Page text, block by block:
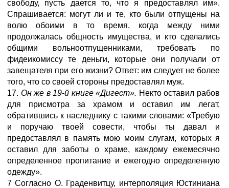
свободу, пусть дается то, что я предоставлял им».
Спрашивается: могут ли и те, кто были отпущены на
волю обоими в то время, когда между ними
продолжалась общность имущества, и кто сделались
общими вольноотпущенниками, требовать по
фидеикомиссу те деньги, которые они получали от
завещателя при его жизни? Ответ: им следует не более
того, что со своей стороны предоставлял муж.
17. Он же в 19-й книге «Дигест». Некто оставил рабов
для присмотра за храмом и оставил им легат,
обратившись к наследнику с такими словами: «Требую
и поручаю твоей совести, чтобы ты давал и
предоставлял в память мою моим слугам, которых я
оставил для заботы о храме, каждому ежемесячно
определенное пропитание и ежегодно определенную
одежду».
7 Согласно О. Граденвитцу, интерполяция Юстиниана